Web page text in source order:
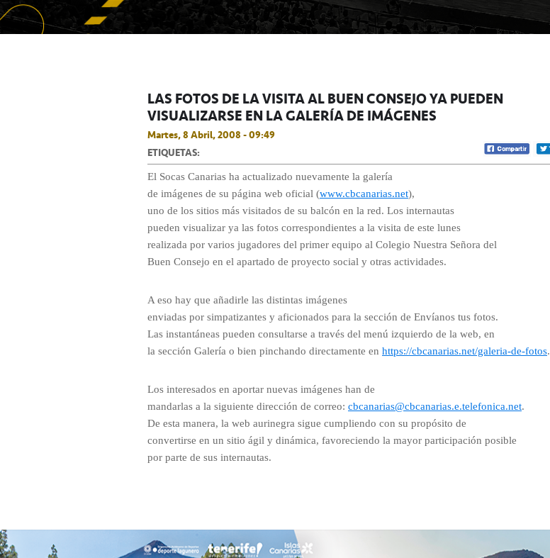
LAS FOTOS DE LA VISITA AL BUEN CONSEJO YA PUEDEN
VISUALIZARSE EN LA GALERÍA DE IMÁGENES
Martes, 8 Abril, 2008 - 09:49
ETIQUETAS:
El Socas Canarias ha actualizado nuevamente la galería
de imágenes de su página web oficial (www.cbcanarias.net),
uno de los sitios más visitados de su balcón en la red. Los internautas
pueden visualizar ya las fotos correspondientes a la visita de este lunes
realizada por varios jugadores del primer equipo al Colegio Nuestra Señora del
Buen Consejo en el apartado de proyecto social y otras actividades.
A eso hay que añadirle las distintas imágenes
enviadas por simpatizantes y aficionados para la sección de Envíanos tus fotos.
Las instantáneas pueden consultarse a través del menú izquierdo de la web, en
la sección Galería o bien pinchando directamente en https://cbcanarias.net/galeria-de-fotos.
Los interesados en aportar nuevas imágenes han de
mandarlas a la siguiente dirección de correo: cbcanarias@cbcanarias.e.telefonica.net.
De esta manera, la web aurinegra sigue cumpliendo con su propósito de
convertirse en un sitio ágil y dinámica, favoreciendo la mayor participación posible
por parte de sus internautas.